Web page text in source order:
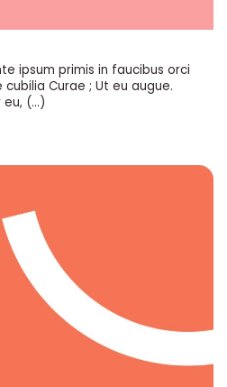
ipsum primis in faucibus orci
Curae ; Ut eu augue.
eu, (…)